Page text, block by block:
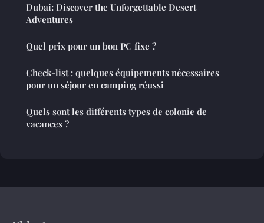
Dubai: Discover the Unforgettable Desert
Adventures
Quel prix pour un bon PC fixe ?
Check-list : quelques équipements nécessaires
pour un séjour en camping réussi
Quels sont les différents types de colonie de
vacances ?